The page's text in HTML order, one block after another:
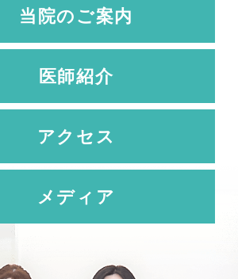
当院のご案内
医師紹介
アクセス
メディア